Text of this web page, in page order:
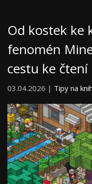
Od kostek ke
fenomén
cestu ke čtení
03.04.2026 | Tipy na